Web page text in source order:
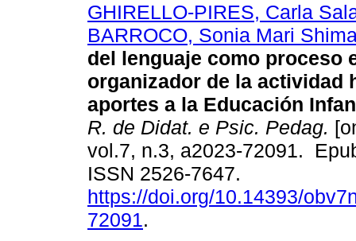
GHIRELLO-PIRES, Carla
BARROCO, Sonia Mari
del lenguaje como proceso
organizador de la actividad
aportes a la Educación
R. de Didat. e Psic. Pedag.
vol.7, n.3, a2023-72091.
ISSN 2526-7647.
https://doi.org/10.14393/
72091.